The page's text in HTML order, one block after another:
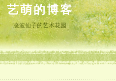
艺萌的博客
凌波仙子的艺术花园